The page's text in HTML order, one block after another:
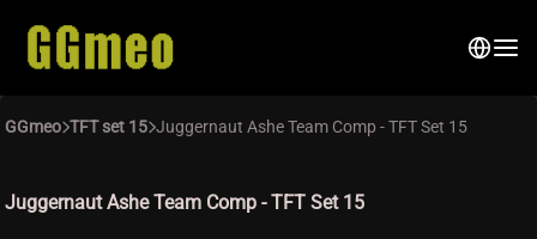
GGmeo TFT set 15 Juggernaut Ashe Team Comp - TFT Set 15
Juggernaut Ashe Team Comp - TFT Set 15